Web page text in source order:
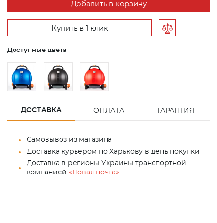
Добавить в корзину
Купить в 1 клик
Доступные цвета
ДОСТАВКА ОПЛАТА ГАРАНТИЯ
Самовывоз из магазина
Доставка курьером по Харькову в день покупки
Доставка в регионы Украины транспортной
компанией «Новая почта»